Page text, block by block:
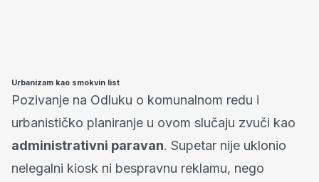
Urbanizam kao smokvin list
Pozivanje na Odluku o komunalnom redu i
urbanističko planiranje u ovom slučaju zvuči kao
administrativni paravan. Supetar nije uklonio
nelegalni kiosk ni bespravnu reklamu, nego